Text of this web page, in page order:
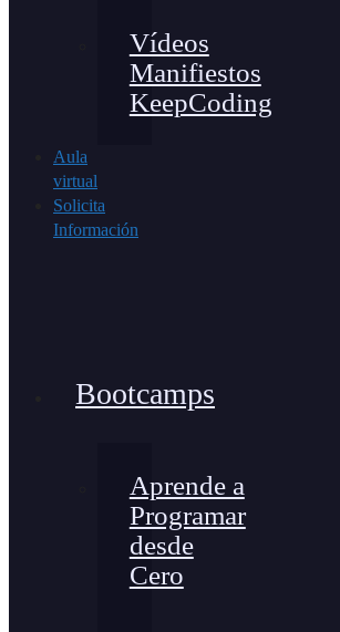
Vídeos
Manifiestos
KeepCoding
Aula
virtual
Solicita
Información
Bootcamps
Aprende a
Programar
desde
Cero